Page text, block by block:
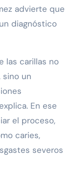
advierte que
diagnóstico
las carillas no
sino un
En ese
el proceso,
caries,
severos